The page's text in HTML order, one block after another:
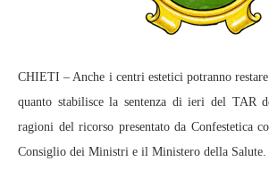
CHIETI – Anche i centri estetici potranno
quanto stabilisce la sentenza di ieri del TAR
ragioni del ricorso presentato da Confestetica
Consiglio dei Ministri e il Ministero della Salute.